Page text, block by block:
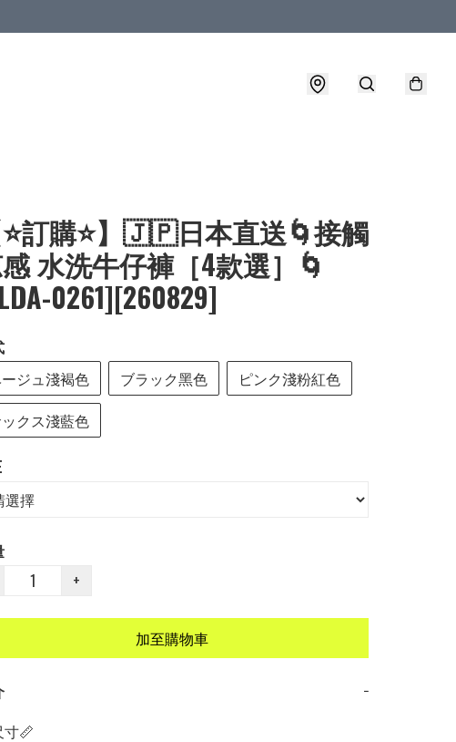
⭐訂購⭐】🇯🇵日本直送🌀接觸
水洗牛仔褲［4款選］🌀
0261][260829]
ジュ淺褐色
ブラック黑色
ピンク淺粉紅色
クス淺藍色
+
加至購物車
−
寸📏